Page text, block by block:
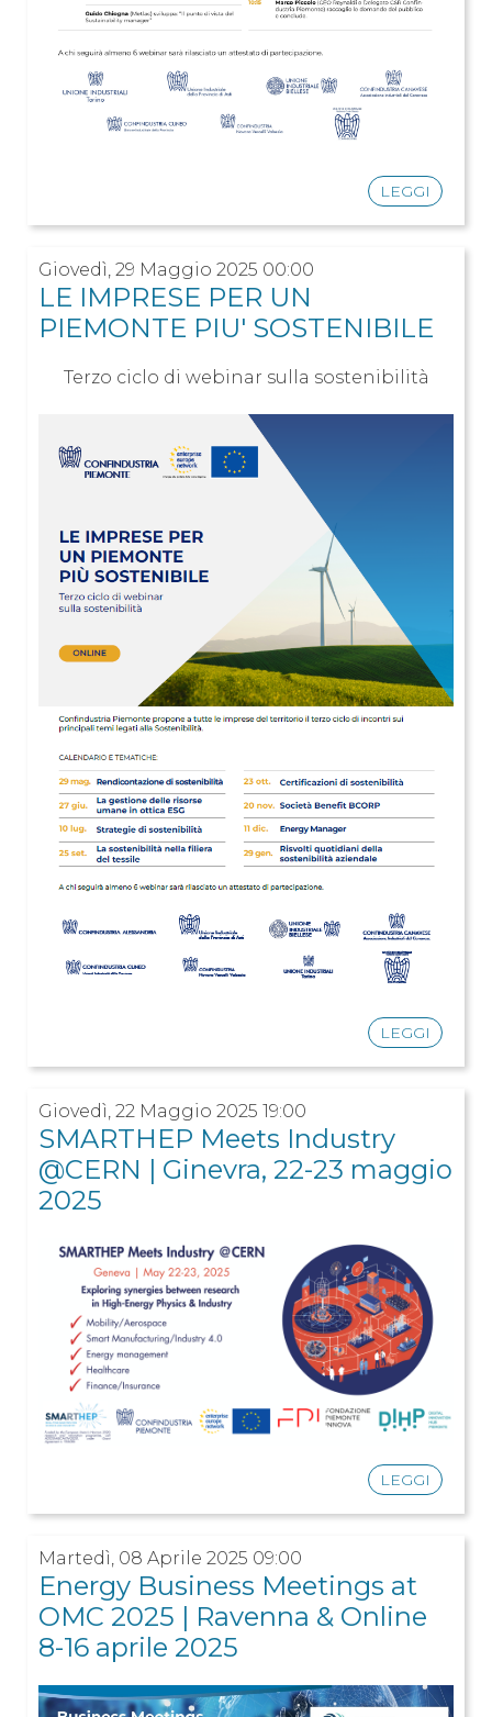
LEGGI
Giovedì, 29 Maggio 2025 00:00
LE IMPRESE PER UN
PIEMONTE PIU' SOSTENIBILE
Terzo ciclo di webinar sulla sostenibilità
LEGGI
Giovedì, 22 Maggio 2025 19:00
SMARTHEP Meets Industry
@CERN | Ginevra, 22-23 maggio
2025
LEGGI
Martedì, 08 Aprile 2025 09:00
Energy Business Meetings at
OMC 2025 | Ravenna & Online
8-16 aprile 2025